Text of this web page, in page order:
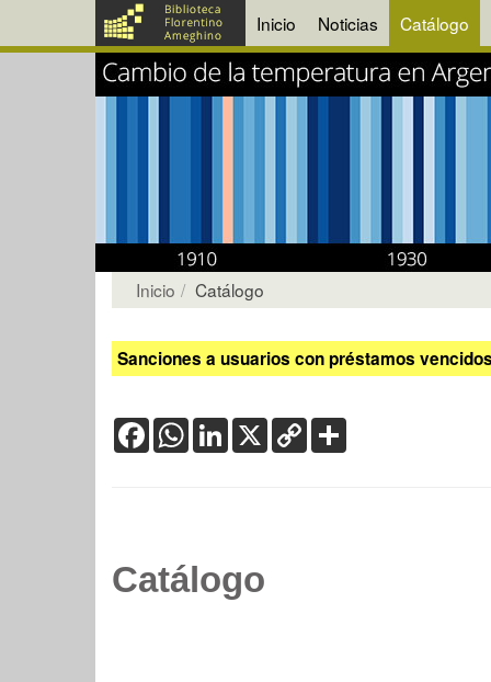
Inicio Noticias Catálogo
Inicio Catálogo
Sanciones a usuarios con préstamos
FacebookWhatsApp
LinkedIn
X Copy
Link
Catálogo